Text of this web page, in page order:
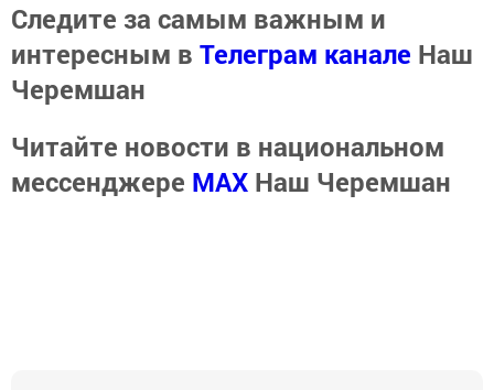
Следите за самым важным и
интересным в Телеграм канале Наш
Черемшан
Читайте новости в национальном
мессенджере MАХ Наш Черемшан